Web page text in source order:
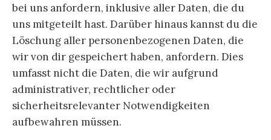
bei uns anfordern, inklusive aller Daten, die du
uns mitgeteilt hast. Darüber hinaus kannst du die
Löschung aller personenbezogenen Daten, die
wir von dir gespeichert haben, anfordern. Dies
umfasst nicht die Daten, die wir aufgrund
administrativer, rechtlicher oder
sicherheitsrelevanter Notwendigkeiten
aufbewahren müssen.